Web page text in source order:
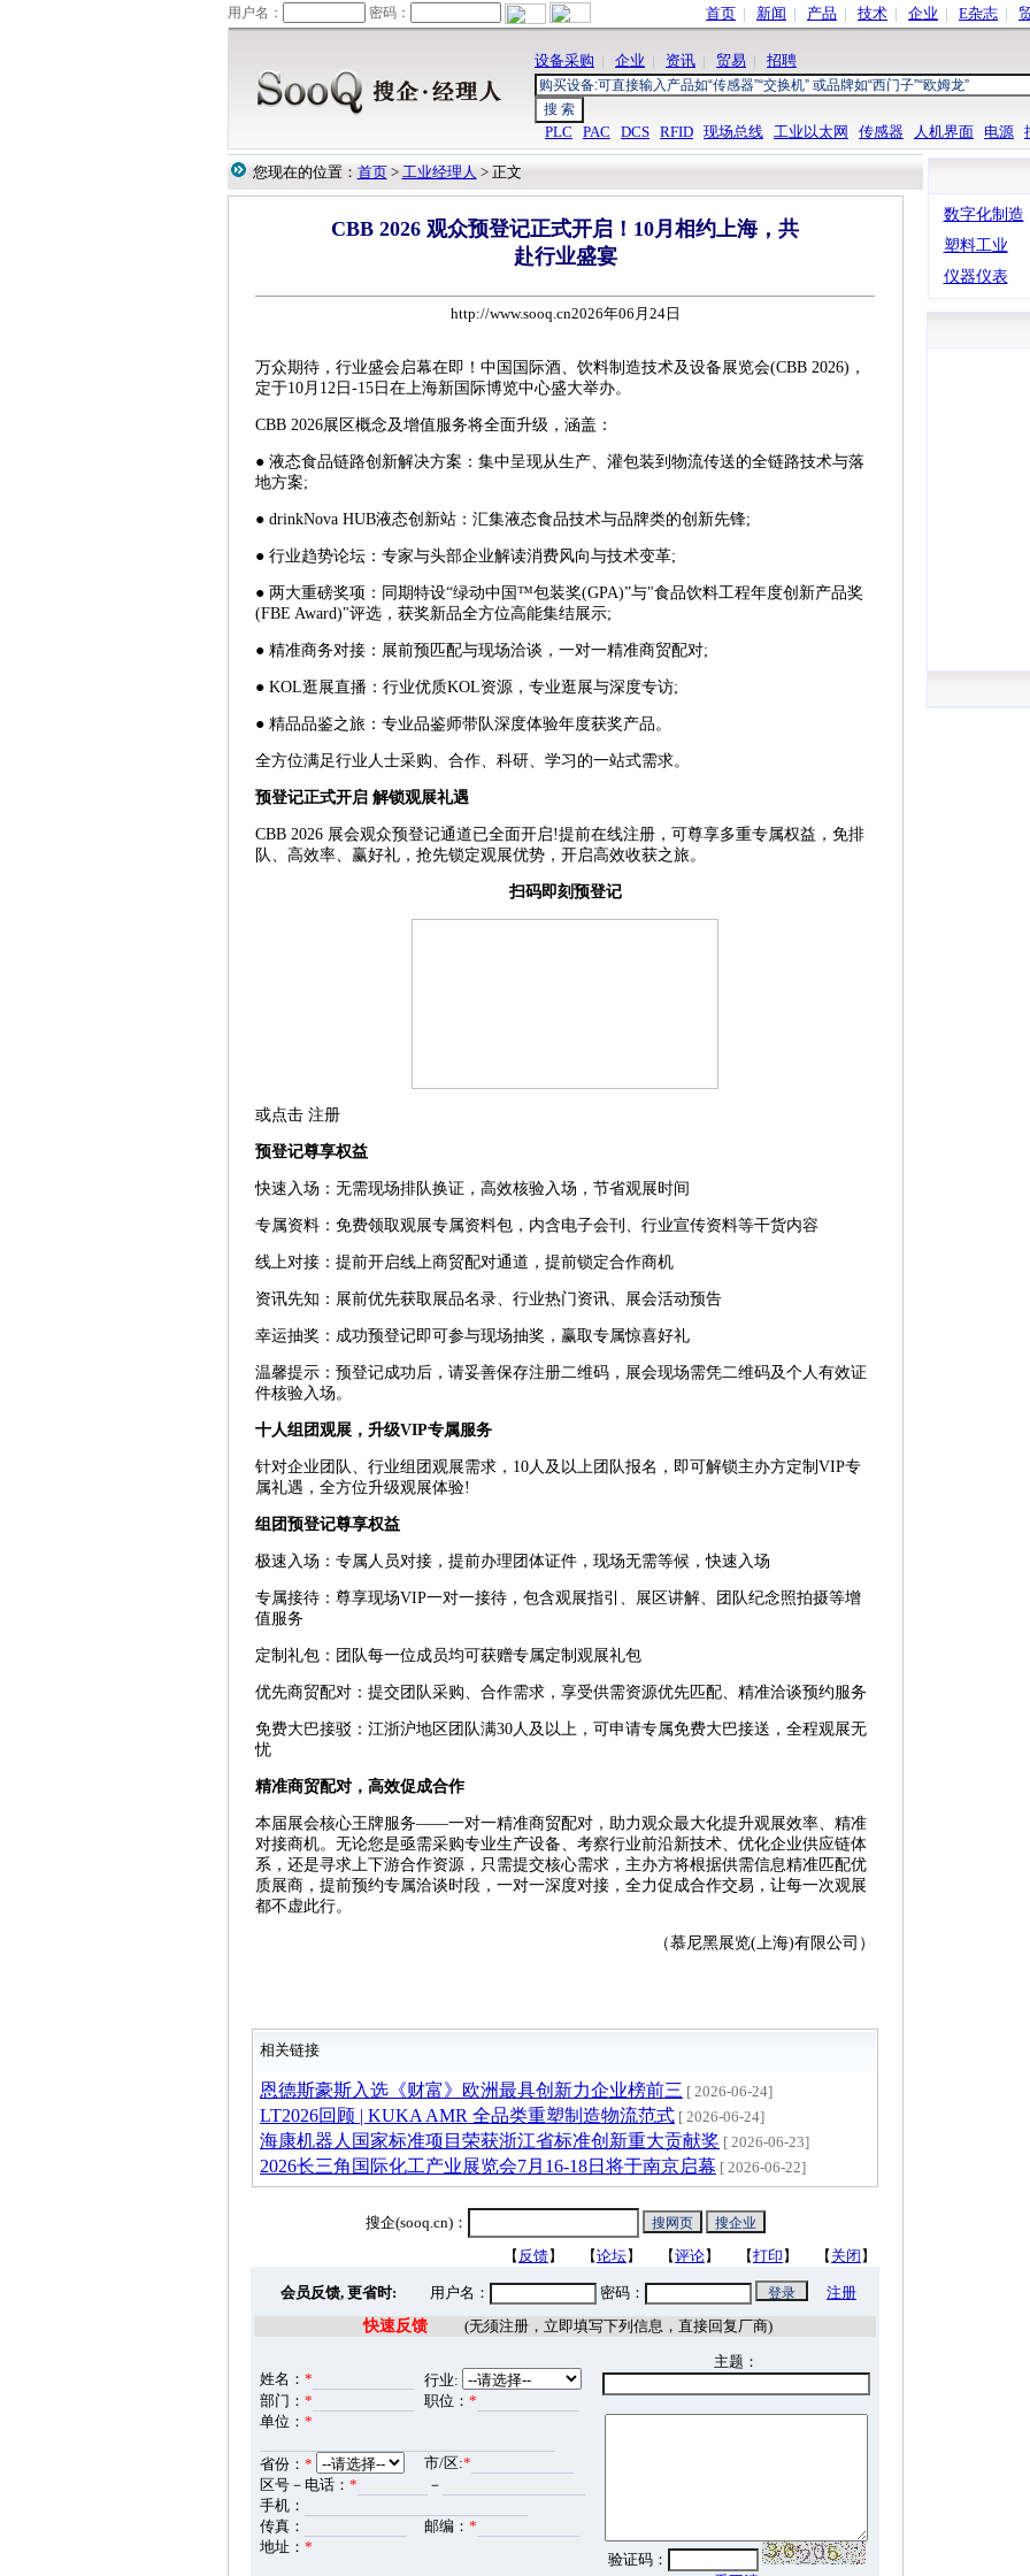
首页 | 新闻 | 产品 | 技术 | 企业 | E杂志 |
设备采购 | 企业 | 资讯 | 贸易 | 招聘
PLC PAC DCS RFID 现场总线 工业以太网 传感器 人机界面 电源
您现在的位置： 首页> 工业经理人 > 正文
数字化制造
塑料工业
仪器仪表
CBB 2026 观众预登记正式开启！10月相约上海，共
赴行业盛宴
http://www.sooq.cn2026年06月24日
万众期待，行业盛会启幕在即！中国国际酒、饮料制造技术及设备展览会(CBB 2026)，
定于10月12日-15日在上海新国际博览中心盛大举办。
CBB 2026展区概念及增值服务将全面升级，涵盖：
● 液态食品链路创新解决方案：集中呈现从生产、灌包装到物流传送的全链路技术与落
地方案;
● drinkNova HUB液态创新站：汇集液态食品技术与品牌类的创新先锋;
● 行业趋势论坛：专家与头部企业解读消费风向与技术变革;
● 两大重磅奖项：同期特设“绿动中国™包装奖(GPA)”与"食品饮料工程年度创新产品奖
(FBE Award)"评选，获奖新品全方位高能集结展示;
● 精准商务对接：展前预匹配与现场洽谈，一对一精准商贸配对;
● KOL逛展直播：行业优质KOL资源，专业逛展与深度专访;
● 精品品鉴之旅：专业品鉴师带队深度体验年度获奖产品。
全方位满足行业人士采购、合作、科研、学习的一站式需求。
预登记正式开启 解锁观展礼遇
CBB 2026 展会观众预登记通道已全面开启!提前在线注册，可尊享多重专属权益，免排
队、高效率、赢好礼，抢先锁定观展优势，开启高效收获之旅。
扫码即刻预登记
或点击 注册
预登记尊享权益
快速入场：无需现场排队换证，高效核验入场，节省观展时间
专属资料：免费领取观展专属资料包，内含电子会刊、行业宣传资料等干货内容
线上对接：提前开启线上商贸配对通道，提前锁定合作商机
资讯先知：展前优先获取展品名录、行业热门资讯、展会活动预告
幸运抽奖：成功预登记即可参与现场抽奖，赢取专属惊喜好礼
温馨提示：预登记成功后，请妥善保存注册二维码，展会现场需凭二维码及个人有效证
件核验入场。
十人组团观展，升级VIP专属服务
针对企业团队、行业组团观展需求，10人及以上团队报名，即可解锁主办方定制VIP专
属礼遇，全方位升级观展体验!
组团预登记尊享权益
极速入场：专属人员对接，提前办理团体证件，现场无需等候，快速入场
专属接待：尊享现场VIP一对一接待，包含观展指引、展区讲解、团队纪念照拍摄等增
值服务
定制礼包：团队每一位成员均可获赠专属定制观展礼包
优先商贸配对：提交团队采购、合作需求，享受供需资源优先匹配、精准洽谈预约服务
免费大巴接驳：江浙沪地区团队满30人及以上，可申请专属免费大巴接送，全程观展无
忧
精准商贸配对，高效促成合作
本届展会核心王牌服务——一对一精准商贸配对，助力观众最大化提升观展效率、精准
对接商机。无论您是亟需采购专业生产设备、考察行业前沿新技术、优化企业供应链体
系，还是寻求上下游合作资源，只需提交核心需求，主办方将根据供需信息精准匹配优
质展商，提前预约专属洽谈时段，一对一深度对接，全力促成合作交易，让每一次观展
都不虚此行。
（慕尼黑展览(上海)有限公司）
相关链接
恩德斯豪斯入选《财富》欧洲最具创新力企业榜前三 [ 2026-06-24]
LT2026回顾 | KUKA AMR 全品类重塑制造物流范式 [ 2026-06-24]
海康机器人国家标准项目荣获浙江省标准创新重大贡献奖 [ 2026-06-23]
2026长三角国际化工产业展览会7月16-18日将于南京启幕 [ 2026-06-22]
搜企(sooq.cn)：
【 反馈】 【论坛】 【评论】 【打印 】 【 关闭 】
会员反馈, 更省时: 用户名： 密码：
注册
快速反馈(无须注册，立即填写下列信息，直接回复厂商)
姓名： *
行业:
部门： * 职位： *
单位： *
省份： * 市/区:*
区号－电话： *
－
手机：
传真：
邮编： *
地址： *
主题：
验证码：